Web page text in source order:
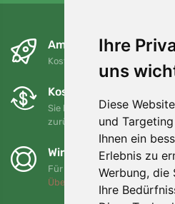
Ihre
uns
Diese
und
Ihnen ein
Erlebnis zu
Werbung, die
Ihre
Am nächsten Tag und
Kostenloser Versand für
Kostenloser Umtausch
Sie können Ihre Bestellung
zurückgeben oder
Wir unterstützen
Für jede Bestellung pflanzen
Über uns